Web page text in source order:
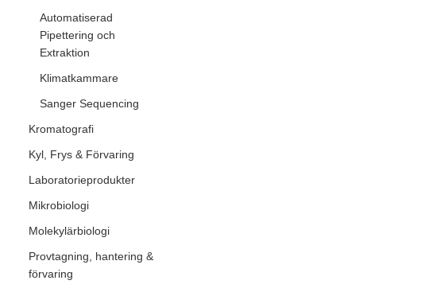
Automatiserad
Pipettering och
Extraktion
Klimatkammare
Sanger Sequencing
Kromatografi
Kyl, Frys & Förvaring
Laboratorieprodukter
Mikrobiologi
Molekylärbiologi
Provtagning, hantering &
förvaring